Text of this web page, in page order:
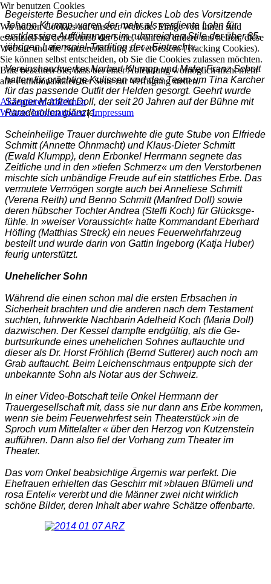
Begeisterte Besucher und ein dickes Lob des Vorsitzen­de
Johann Klumpp waren der mehr als verdiente Lohn für
erstklassige Aufführun­gen im ruhmreichen Stile der über 85-
jährigen Laienspiel-Tradition der »Eintracht«.
Vereinshandwerker Nor­bert Klumpp und Maler Franz Schott
hatten für prächtige Kulissen und das Team um Tina Karcher
für das passen­de Outfit der Helden gesorgt. Geehrt wurde
Sänger Man­fred Doll, der seit 20 Jahren auf der Bühne mit
Paraderol­len glänzte.
Scheinheilige Trauer durchwehte die gute Stube von Elfriede
Schmitt (Annet­te Ohnmacht) und Klaus-Die­ter Schmitt
(Ewald Klumpp), denn Erbonkel Herrmann segnete das
Zeitliche und in den »tiefen Schmerz« um den Verstorbenen
mischte sich unbändige Freude auf ein stattliches Erbe. Das
vermu­tete Vermögen sorgte auch bei Anneliese Schmitt
(Vere­na Reith) und Benno Schmitt (Manfred Doll) sowie
deren hübscher Tochter Andrea (Steffi Koch) für Glücksge­
fühle. In »weiser Voraussicht« hatte Kommandant Eberhard
Höfling (Matthias Streck) ein neues Feuerwehrfahrzeug
bestellt und wurde darin von Gattin Ingeborg (Katja Hu­ber)
feurig unterstützt.
Unehelicher Sohn
Während die einen schon mal die ersten Erbsachen in
Sicherheit brachten und die anderen nach dem Testament
suchten, fuhrwerkte Nach­barin Adelheid Koch (Maria Doll)
dazwischen. Der Kessel dampfte endgültig, als die Ge­
burtsurkunde eines uneheli­chen Sohnes auftauchte und
dieser als Dr. Horst Fröhlich (Bernd Sutterer) auch noch am
Grab auftaucht. Beim Lei­chenschmaus entpuppte sich der
unbekannte Sohn als No­tar aus der Schweiz.
In einer Video-Botschaft teile Onkel Herrmann der
Trauergesellschaft mit, dass sie nur dann ans Erbe kom­men,
wenn sie beim Feuer­wehrfest sein Theaterstück »in de
Sproch vum Mittelal­ter « über den Herzog von Kut­zenstein
aufführen. Dann also fiel der Vorhang zum Theater im
Theater.
Das vom Onkel beabsichti­ge Ärgernis war perfekt. Die
Ehefrauen erhielten das Ge­schirr mit »blauen Blümeli und
rosa Enteli« vererbt und die Männer zwei nicht wirk­lich
schöne Bilder, deren In­halt aber wahre Schätze of­fenbarte.
Wir benutzen Cookies
Wir nutzen Cookies auf unserer Website. Einige von ihnen sind
essenziell für den Betrieb der Seite, während andere uns helfen, diese
Website und die Nutzererfahrung zu verbessern (Tracking Cookies).
Sie können selbst entscheiden, ob Sie die Cookies zulassen möchten.
Bitte beachten Sie, dass bei einer Ablehnung womöglich nicht mehr
alle Funktionalitäten der Seite zur Verfügung stehen.
AkzeptierenAblehnen
Weitere Informationen|Impressum